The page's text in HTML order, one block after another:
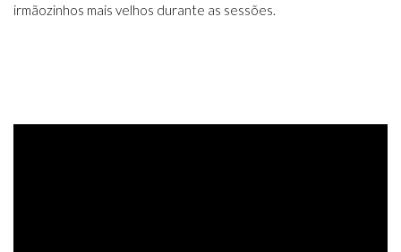
irmãozinhos mais velhos durante as sessões.